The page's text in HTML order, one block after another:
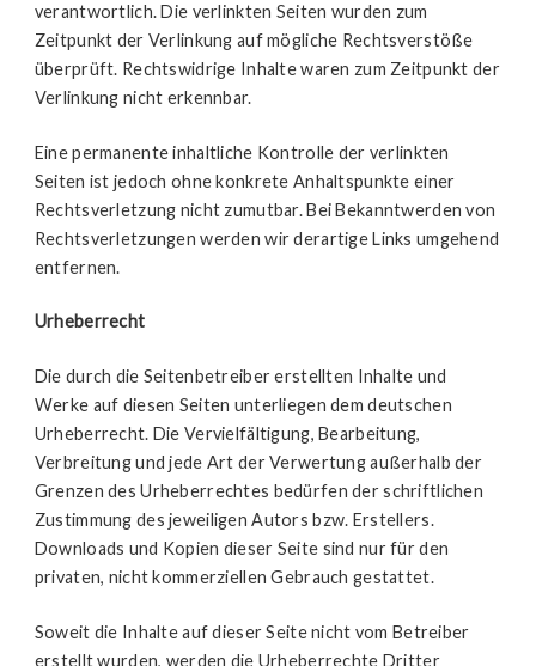
verantwortlich. Die verlinkten Seiten wurden zum
Zeitpunkt der Verlinkung auf mögliche Rechtsverstöße
überprüft. Rechtswidrige Inhalte waren zum Zeitpunkt der
Verlinkung nicht erkennbar.
Eine permanente inhaltliche Kontrolle der verlinkten
Seiten ist jedoch ohne konkrete Anhaltspunkte einer
Rechtsverletzung nicht zumutbar. Bei Bekanntwerden von
Rechtsverletzungen werden wir derartige Links umgehend
entfernen.
Urheberrecht
Die durch die Seitenbetreiber erstellten Inhalte und
Werke auf diesen Seiten unterliegen dem deutschen
Urheberrecht. Die Vervielfältigung, Bearbeitung,
Verbreitung und jede Art der Verwertung außerhalb der
Grenzen des Urheberrechtes bedürfen der schriftlichen
Zustimmung des jeweiligen Autors bzw. Erstellers.
Downloads und Kopien dieser Seite sind nur für den
privaten, nicht kommerziellen Gebrauch gestattet.
Soweit die Inhalte auf dieser Seite nicht vom Betreiber
erstellt wurden, werden die Urheberrechte Dritter